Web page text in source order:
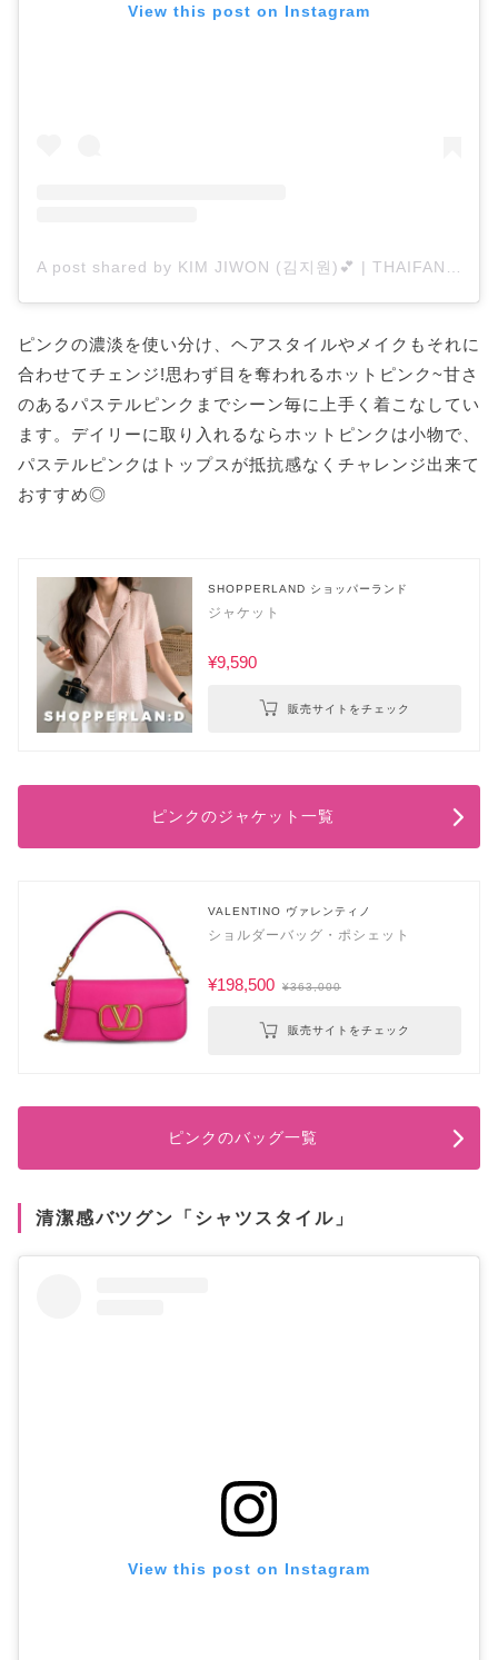
View this post on Instagram
ピンクの濃淡を使い分け、ヘアスタイルやメイクもそれに
合わせてチェンジ!思わず目を奪われるホットピンク~甘さ
のあるパステルピンクまでシーン毎に上手く着こなしてい
ます。デイリーに取り入れるならホットピンクは小物で、
パステルピンクはトップスが抵抗感なくチャレンジ出来て
おすすめ◎
SHOPPERLAND ショッパーランド
ジャケット
¥9,590
販売サイトをチェック
ピンクのジャケット一覧
VALENTINO ヴァレンティノ
ショルダーバッグ・ポシェット
¥198,500 ¥363,000
販売サイトをチェック
ピンクのバッグ一覧
清潔感バツグン「シャツスタイル」
View this post on Instagram